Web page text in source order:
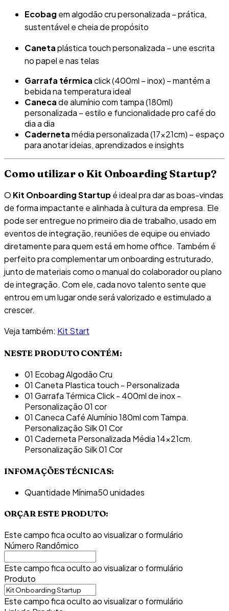
Ecobag em algodão cru personalizada – prática,
sustentável e cheia de propósito
Canetaplástica touch personalizada – une escrita
no papel e nas telas
Garrafa térmicaclick (400ml – inox) – mantém a
bebida na temperatura ideal
Canecade alumínio com tampa (180ml)
personalizada – estilo e funcionalidade pro café do
dia a dia
Cadernetamédia personalizada (17x21cm) – espaço
para anotar ideias, aprendizados e insights
Como utilizar o Kit Onboarding Startup?
O Kit Onboarding Startupé ideal pra dar as boas-vindas
de forma impactante e alinhada à cultura da empresa. Ele
pode ser entregue no primeiro dia de trabalho, usado em
eventos de integração, reuniões de equipe ou enviado
diretamente para quem está em home office. Também é
perfeito pra complementar um onboarding estruturado,
junto de materiais como o manual do colaborador ou plano
de integração. Com ele, cada novo talento sente que
entrou em um lugar onde será valorizado e estimulado a
crescer.
Veja também: Kit Start
NESTE PRODUTO CONTÉM:
01 Ecobag Algodão Cru
01 Caneta Plastica touch - Personalizada
01 Garrafa Térmica Click - 400ml de inox -
Personalização 01 cor
01 Caneca Café Alumínio 180ml com Tampa.
Personalização Silk 01 Cor
01 Caderneta Personalizada Média 14x21cm.
Personalização Silk 01 Cor
INFOMAÇÕES TÉCNICAS:
Quantidade Mínima50 unidades
ORÇAR ESTE PRODUTO:
Este campo fica oculto ao visualizar o formulário
Número Randômico
Este campo fica oculto ao visualizar o formulário
Produto
Este campo fica oculto ao visualizar o formulário